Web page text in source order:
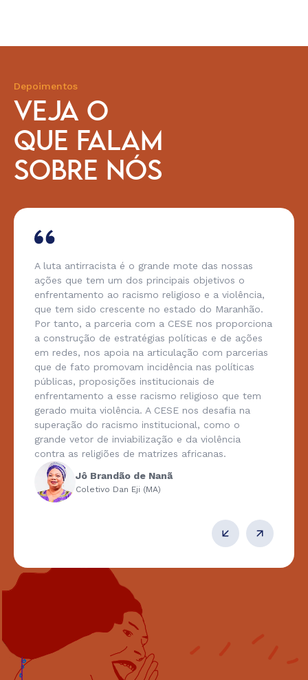
Depoimentos
VEJA O
QUE FALAM
SOBRE NÓS
A luta antirracista é o grande mote das nossas
ações que tem um dos principais objetivos o
enfrentamento ao racismo religioso e a violência,
que tem sido crescente no estado do Maranhão.
Por tanto, a parceria com a CESE nos proporciona
a construção de estratégias políticas e de ações
em redes, nos apoia na articulação com parcerias
que de fato promovam incidência nas políticas
públicas, proposições institucionais de
enfrentamento a esse racismo religioso que tem
gerado muita violência. A CESE nos desafia na
superação do racismo institucional, como o
grande vetor de inviabilização e da violência
contra as religiões de matrizes africanas.
Jô Brandão de Nanã
Coletivo Dan Eji (MA)